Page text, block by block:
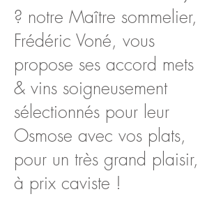
? notre Maître sommelier,
Frédéric Voné, vous
propose ses accord mets
& vins soigneusement
sélectionnés pour leur
Osmose avec vos plats,
pour un très grand plaisir,
à prix caviste !